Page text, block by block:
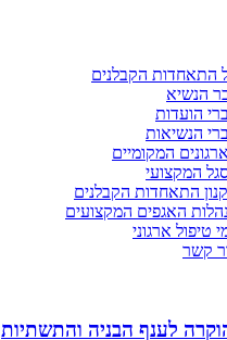
התאחדות הקבלנים
הנשיא
הועדות
הנשיאות
המקומיים
המקצועי
התאחדות הקבלנים
האגפים המקצועים
טיפול ארגוני
קשר
לענף הבניה והתשתיות